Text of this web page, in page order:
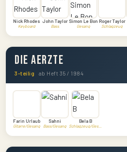
Nick Rhodes
Keyboard
John Taylor
Bass
Simon Le Bon
Gesang
Roger Taylor
Schlagzeug
Die Aerzte
3-teilig ab Heft 35 / 1984
Farin Urlaub
Gitarre/Gesang
Sahni
Bass/Gesang
Bela B
Schlagzeug/Gesang